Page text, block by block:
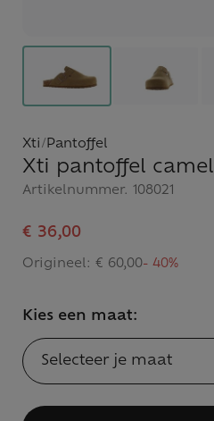
Xti / Pantoffel
Xti pantoffel camel
Artikelnummer. 108021
€ 36,00
Origineel: € 60,00- 40%
Kies een maat:
Selecteer je maat